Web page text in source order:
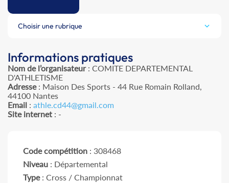
Choisir une rubrique
Informations pratiques
Nom de l’organisateur: COMITE DEPARTEMENTAL
D'ATHLETISME
Adresse: Maison Des Sports - 44 Rue Romain Rolland,
44100 Nantes
Email : athle.cd44@gmail.com
Site internet : -
Code compétition : 308468
Niveau : Départemental
Type: Cross / Championnat